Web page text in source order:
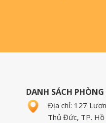
DANH SÁCH
Địa chỉ: 127
Thủ Đức, TP. Hồ